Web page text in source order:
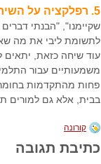
5. רפלקציה על השיחה
שקיימנו", "הבנתי
לתשומת ליבי את מה
עוד שיחה כזאת, יתאים
משמעותיים עבור
פחות מהתקדמות
בבית, אלא גם למורים
קורונה
כתיבת תגובה